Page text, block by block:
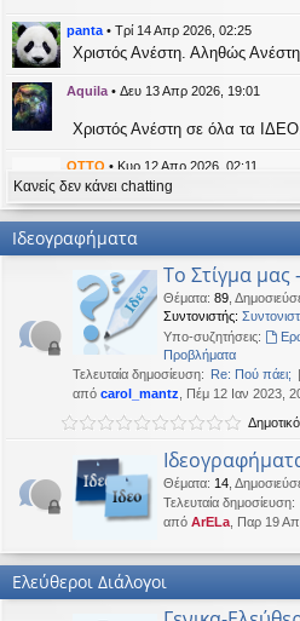
εις panta • Τρί 14 Απρ 2026, 02:25
Χριστός Ανέστη. Αληθώς
Aquila • Δευ 13 Απρ 2026, 19:01
Χριστός Ανέστη σε όλα τα
OTTO • Κυρ 12 Απρ 2026, 02:11
likes this message
panta έγραψε:
Καλή Μεγάλη Εβδομάδα.
Καλή Ανάσταση σε όλους!
• Τετ 08 Απρ 2026, 14:21
pantaέγραψε:↑
Καλή Ανάσταση σε όλους!
Δευ 06 Απρ 2026, 02:48
Καλή Μεγάλη Εβδομάδα. Καλή
OTTO•Τετ 18 Μαρ 2026, 21:30
Κανείς δεν κάνει chatting
Ιδεογραφήματα
Το Στίγμα μας
Θέματα: 89
Συντονιστής:
Υπο-συζητήσεις:
Προβλήματα
Τελευταία δημοσίευση: Re: Πού πάει;
από carol_mantz , Πέμ 12 Ιαν 2023,
Θέματα: 14
Τελευταία δημοσίευση:
από ArELa , Παρ 19
Ελεύθεροι Διάλογοι